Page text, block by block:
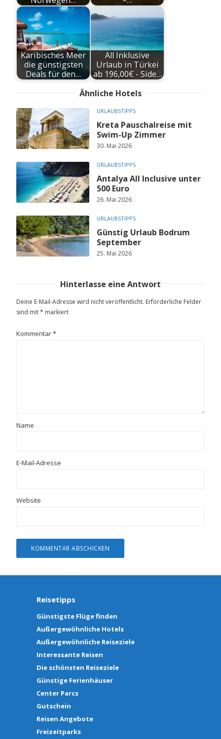
Karibisches Meer
die günstigsten
Deals für den…
All Inklusive
Urlaub in Türkei
ab 196,00€ - Side…
Ähnliche Hotels
URLAUBSTIPPS
Kreta Pauschalreise mit
Swim-Up Zimmer
30. Mai 2026
URLAUBSTIPPS
Antalya All Inclusive unter
500 Euro
26. Mai 2026
URLAUBSTIPPS
Günstig Urlaub Bodrum
September
25. Mai 2026
Hinterlasse eine Antwort
Deine E-Mail-Adresse wird nicht veröffentlicht. Erforderliche Felder
sind mit* markiert
Kommentar*
Name
E-Mail-Adresse
Website
Reisetipps
Günstigste Flüge finden
Außergewöhnliche Hotels
Außergewöhnliche Reiseziele
Interessante Reisen
Die schönsten Reiseziele
Günstige Ferienhäuser
Center Parcs
Gutschein
Reisen Angebote
Freizeitparks